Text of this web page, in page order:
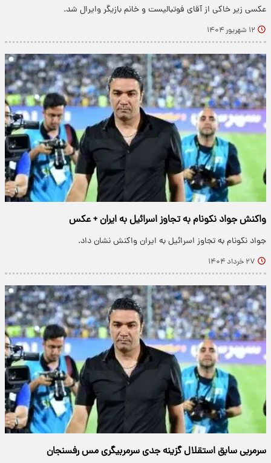
عکسی زیر خاکی از آقای فوتبالیست و خانم بازیگر وایرال شد.
۱۲ شهریور ۱۴۰۴
واکنش جواد نکونام به تجاوز اسرائیل به ایران + عکس
جواد نکونام به تجاوز اسرائیل به ایران واکنش نشان داد.
۲۷ خرداد ۱۴۰۴
سرمربی سابق استقلال گزینه جدی سرمربیگری مس رفسنجان